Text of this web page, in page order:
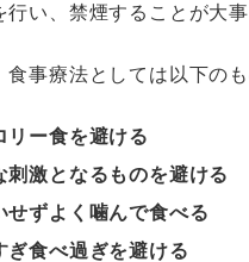
行い、禁煙することが大
食事療法としては以下の
リー食を避ける
刺激となるものを避ける
せずよく噛んで食べる
ぎ食べ過ぎを避ける